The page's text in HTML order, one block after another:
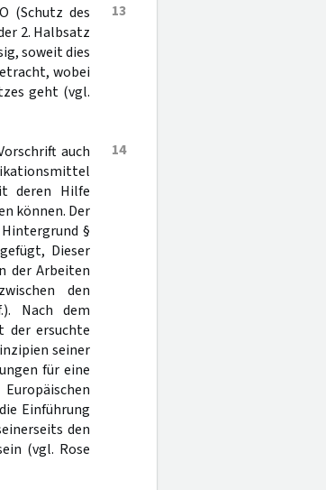
13
(Schutz des
2. Halbsatz
soweit dies
wobei
geht (vgl.
14
auch
deren Hilfe
können. Der
§
Dieser
der Arbeiten
den
Nach dem
der ersuchte
seiner
für eine
Einführung
den
(vgl. Rose